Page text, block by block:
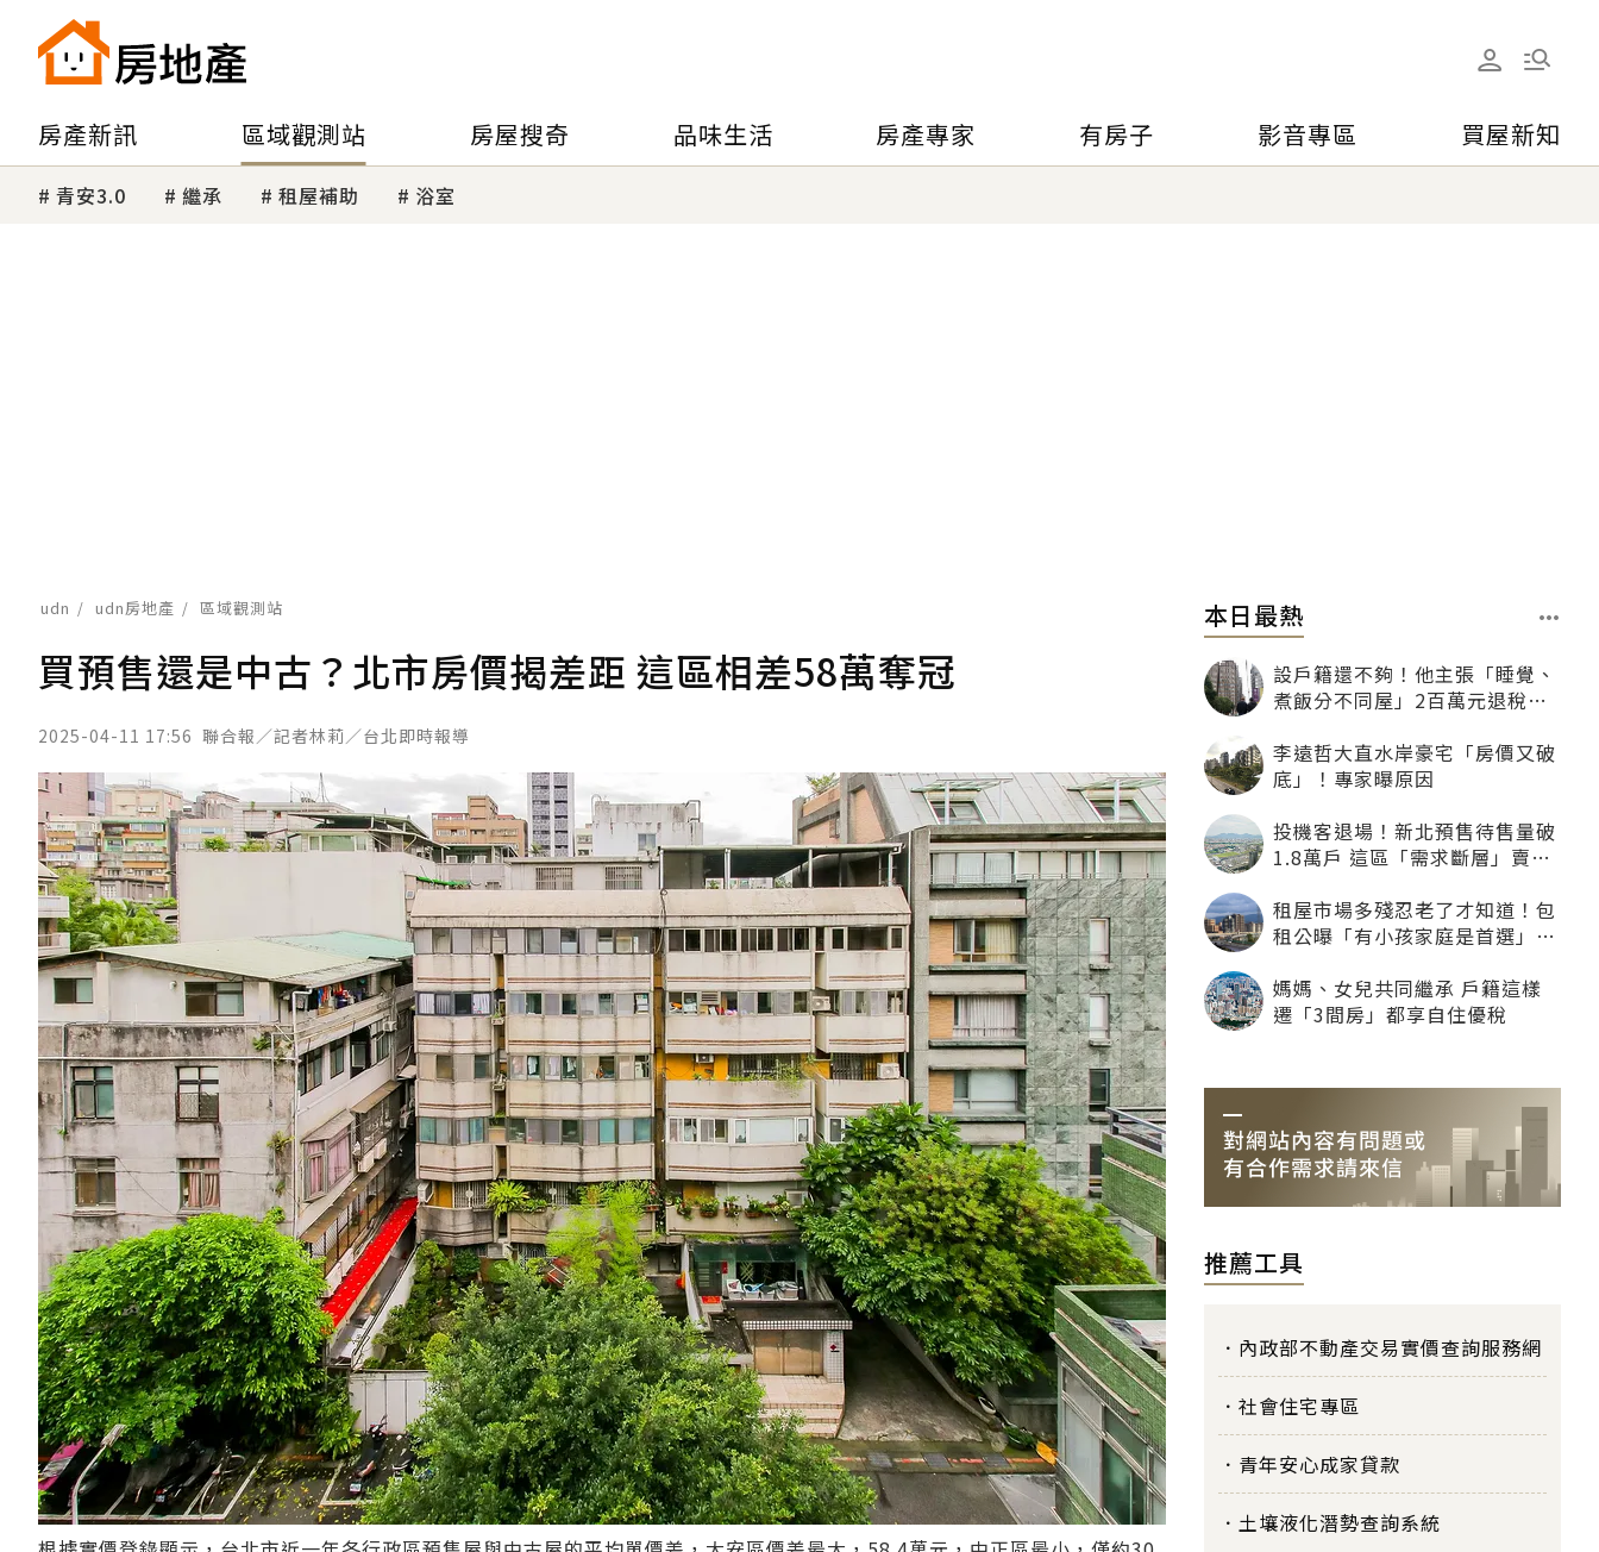
房產新訊 區域觀測站 房屋搜奇 品味生活 房產專家 有房子 影音專區 買屋新知
青安3.0 繼承 租屋補助 浴室
udn udn房地產 區域觀測站
買預售還是中古？北市房價揭差距 這區相差58萬奪冠
2025-04-11 17:56 聯合報／記者林莉／台北即時報導
本日最熱
設戶籍還不夠！他主張「睡覺、
煮飯分不同屋」2百萬元退稅照
李遠哲大直水岸豪宅「房價又破
底」！專家曝原因
投機客退場！新北預售待售量破
1.8萬戶 這區「需求斷層」賣壓
租屋市場多殘忍老了才知道！包
租公曝「有小孩家庭是首選」：
媽媽、女兒共同繼承 戶籍這樣
遷「3間房」都享自住優稅
推薦工具
內政部不動產交易實價查詢服務網
社會住宅專區
青年安心成家貸款
土壤液化潛勢查詢系統